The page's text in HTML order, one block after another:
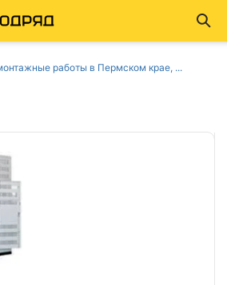
работы в Пермском крае, ...